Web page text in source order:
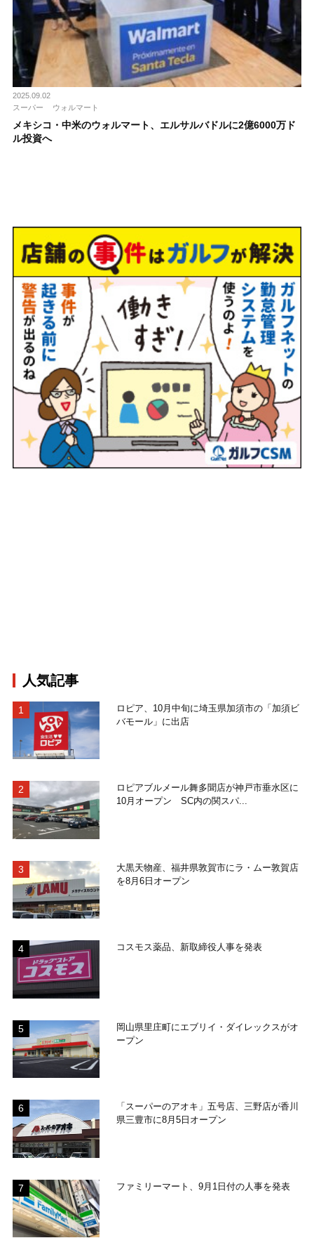
2025.09.02
スーパー
ウォルマート
メキシコ・中米のウォルマート、エルサルバドルに2億6000万ド
ル投資へ
人気記事
ロピア、10月中旬に埼玉県加須市の「加須ビ
バモール」に出店
ロピアブルメール舞多聞店が神戸市垂水区に
10月オープン SC内の関スパ...
大黒天物産、福井県敦賀市にラ・ムー敦賀店
を8月6日オープン
コスモス薬品、新取締役人事を発表
岡山県里庄町にエブリイ・ダイレックスがオ
ープン
「スーパーのアオキ」五号店、三野店が香川
県三豊市に8月5日オープン
ファミリーマート、9月1日付の人事を発表